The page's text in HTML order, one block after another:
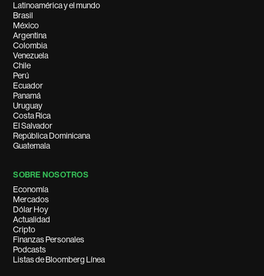
Latinoamérica y el mundo
Brasil
México
Argentina
Colombia
Venezuela
Chile
Perú
Ecuador
Panamá
Uruguay
Costa Rica
El Salvador
República Dominicana
Guatemala
SOBRE NOSOTROS
Economía
Mercados
Dólar Hoy
Actualidad
Cripto
Finanzas Personales
Podcasts
Listas de Bloomberg Línea